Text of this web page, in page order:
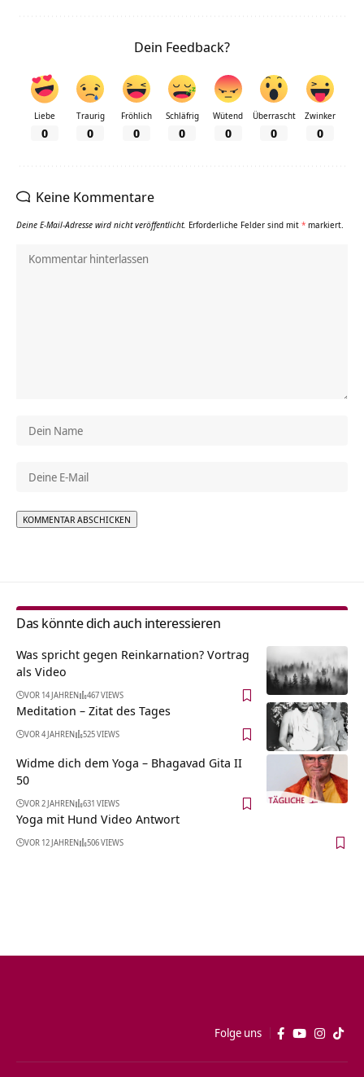
Dein Feedback?
Liebe
0
Traurig
0
Fröhlich
0
Schläfrig
0
Wütend
0
Überrascht
0
Zwinker
0
Keine Kommentare
Deine E-Mail-Adresse wird nicht veröffentlicht. Erforderliche Felder sind mit * markiert.
Das könnte dich auch interessieren
Was spricht gegen Reinkarnation? Vortrag
als Video
VOR 14 JAHREN 467 VIEWS
Meditation – Zitat des Tages
VOR 4 JAHREN 525 VIEWS
Widme dich dem Yoga – Bhagavad Gita II
50
VOR 2 JAHREN 631 VIEWS
Yoga mit Hund Video Antwort
VOR 12 JAHREN 506 VIEWS
Folge uns